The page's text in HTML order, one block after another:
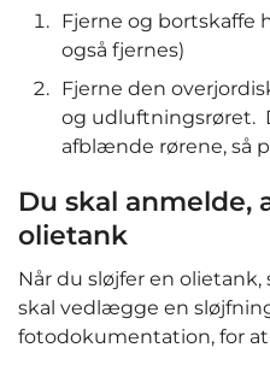
Fjerne og bortskaffe
også fjernes)
Fjerne den
og udluftningsrøret.
afblænde rørene, så
Du skal anmelde,
olietank
Når du sløjfer en olietank,
skal vedlægge en
fotodokumentation, for